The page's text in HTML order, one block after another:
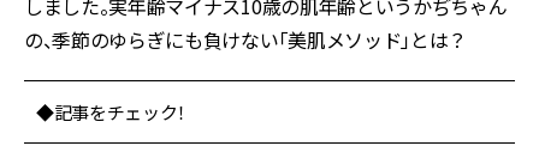
しました。実年齢マイナス10歳の肌年齢というかぢちゃん
の、季節のゆらぎにも負けない「美肌メソッド」とは？
◆記事をチェック！